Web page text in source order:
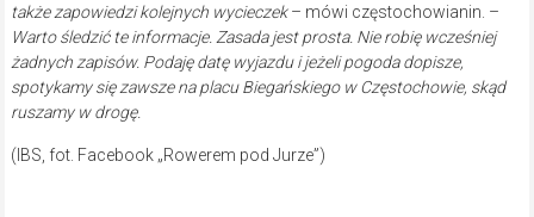
także zapowiedzi kolejnych wycieczek– mówi częstochowianin. –
Warto śledzić te informacje. Zasada jest prosta. Nie robię wcześniej
żadnych zapisów. Podaję datę wyjazdu i jeżeli pogoda dopisze,
spotykamy się zawsze na placu Biegańskiego w Częstochowie, skąd
ruszamy w drogę.
(IBS, fot. Facebook „Rowerem pod Jurze”)